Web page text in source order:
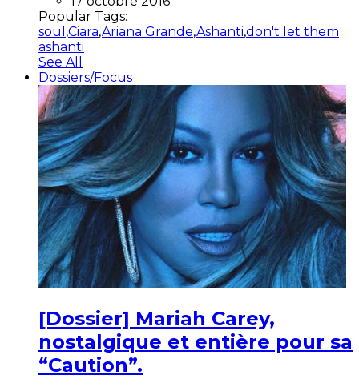
Popular Tags:
soul ,Ciara,Ariana Grande,Ashanti,don't let them
ashanti
See All
Dossiers/Focus
[Dossier] Mariah Carey,
nostalgique et entière pour sa
“Caution”.